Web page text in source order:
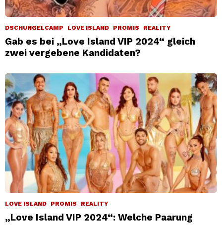
DSCHUNGELCAMP LOVE ISLAND PROMIS REALITY
Gab es bei „Love Island VIP 2024“ gleich
zwei vergebene Kandidaten?
LOVE ISLAND PROMIS REALITY
„Love Island VIP 2024“: Welche Paarung